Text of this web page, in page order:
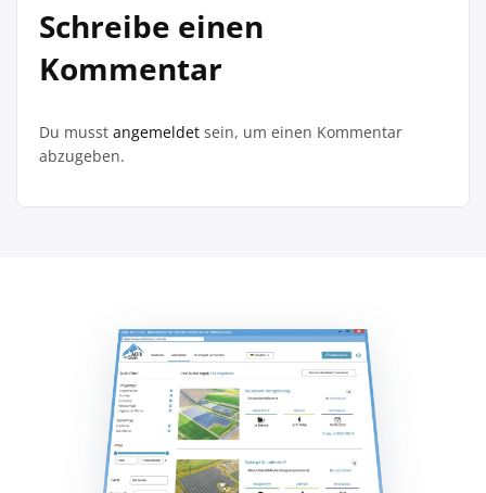
Schreibe einen
Kommentar
Du musst angemeldet sein, um einen Kommentar
abzugeben.